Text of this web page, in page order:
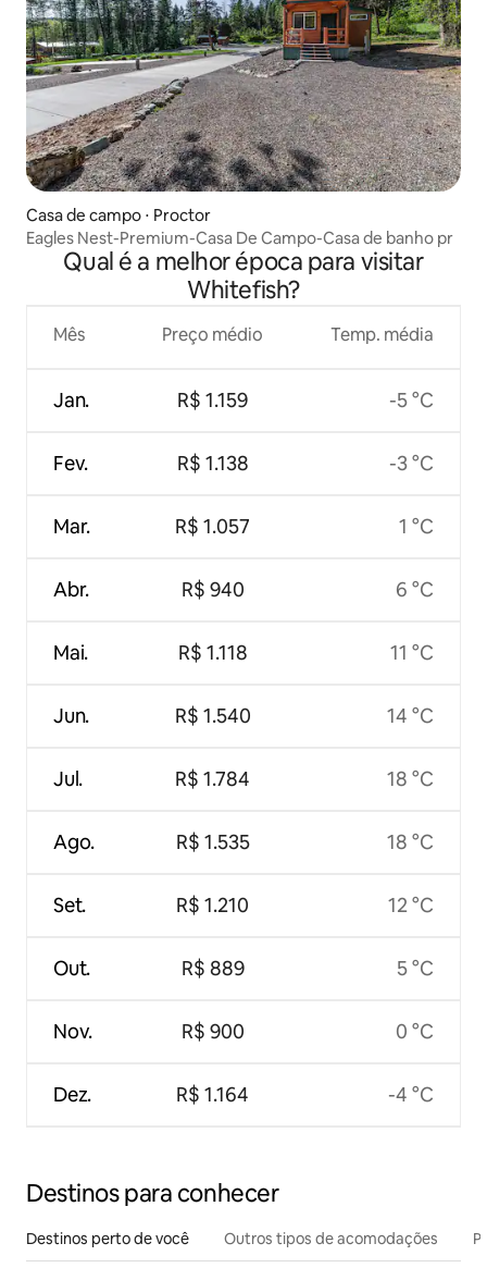
Casa de campo ⋅ Proctor
Eagles Nest-Premium-Casa De Campo-Casa de banho pr
Qual é a melhor época para visitar
Whitefish?
Mês
Jan.
Fev.
Mar.
Abr.
Mai.
Jun.
Jul.
Ago.
Set.
Out.
Nov.
Dez.
Preço médio
R$ 1.159
R$ 1.138
R$ 1.057
R$ 940
R$ 1.118
R$ 1.540
R$ 1.784
R$ 1.535
R$ 1.210
R$ 889
R$ 900
R$ 1.164
Temp. média
-5 °C
-3 °C
1 °C
6 °C
11 °C
14 °C
18 °C
18 °C
12 °C
5 °C
0 °C
-4 °C
Destinos para conhecer
Destinos perto de você Outros tipos de acomodações